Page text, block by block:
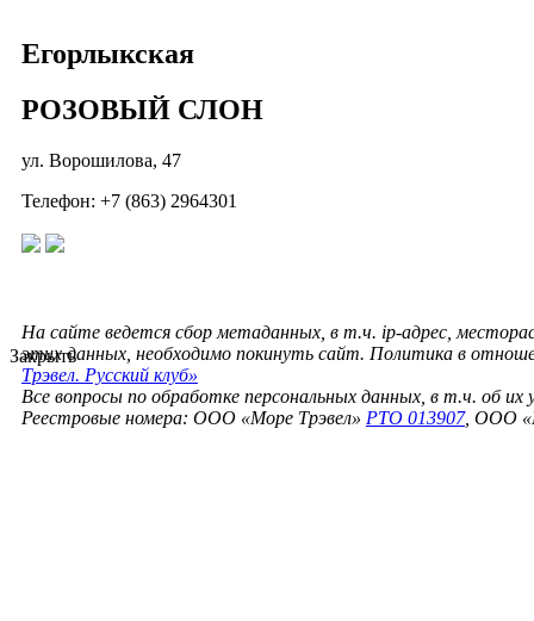
Егорлыкская
РОЗОВЫЙ СЛОН
ул. Ворошилова, 47
Телефон: +7 (863) 2964301
На сайте ведется сбор метаданных, в т.ч. ip-адрес,
этих данных, необходимо покинуть сайт. Политика в
Трэвел. Русский клуб»
Все вопросы по обработке персональных данных, в т.ч. об их
Реестровые номера: ООО «Море Трэвел» РТО 013907, ООО
Закрыть